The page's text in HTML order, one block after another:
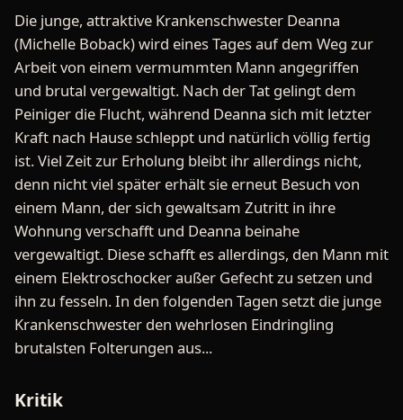
Die junge, attraktive Krankenschwester Deanna
(Michelle Boback) wird eines Tages auf dem Weg zur
Arbeit von einem vermummten Mann angegriffen
und brutal vergewaltigt. Nach der Tat gelingt dem
Peiniger die Flucht, während Deanna sich mit letzter
Kraft nach Hause schleppt und natürlich völlig fertig
ist. Viel Zeit zur Erholung bleibt ihr allerdings nicht,
denn nicht viel später erhält sie erneut Besuch von
einem Mann, der sich gewaltsam Zutritt in ihre
Wohnung verschafft und Deanna beinahe
vergewaltigt. Diese schafft es allerdings, den Mann mit
einem Elektroschocker außer Gefecht zu setzen und
ihn zu fesseln. In den folgenden Tagen setzt die junge
Krankenschwester den wehrlosen Eindringling
brutalsten Folterungen aus...
Kritik